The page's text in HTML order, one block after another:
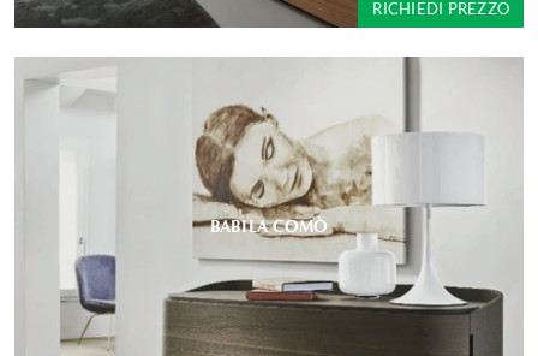
RICHIEDI PREZZO
BABILA COMÒ